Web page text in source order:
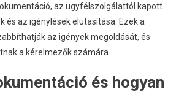
az ügyfélszolgálattól kapott
és az igénylések elutasítása. Ezek a
az igények megoldását, és
a kérelmezők számára.
és hogyan